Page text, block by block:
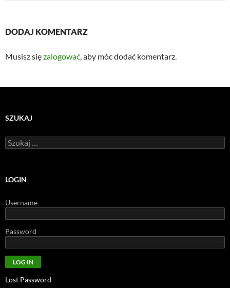
DODAJ KOMENTARZ
Musisz sięzalogować, aby móc dodać komentarz.
SZUKAJ
Szukaj:
LOGIN
Username
Password
Lost Password